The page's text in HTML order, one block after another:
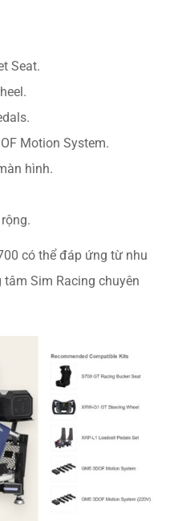
Seat.
Motion System.
hình.
có thể đáp ứng từ nhu
Sim Racing chuyên